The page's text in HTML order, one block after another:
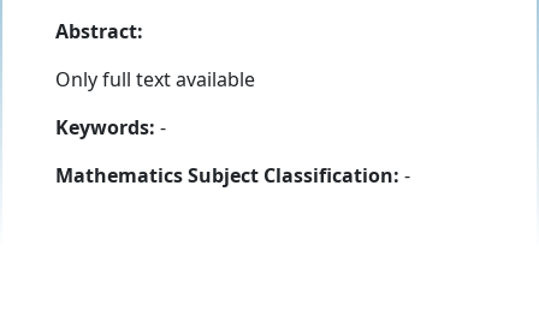
Abstract:
Only full text available
Keywords: -
Mathematics Subject Classification: -